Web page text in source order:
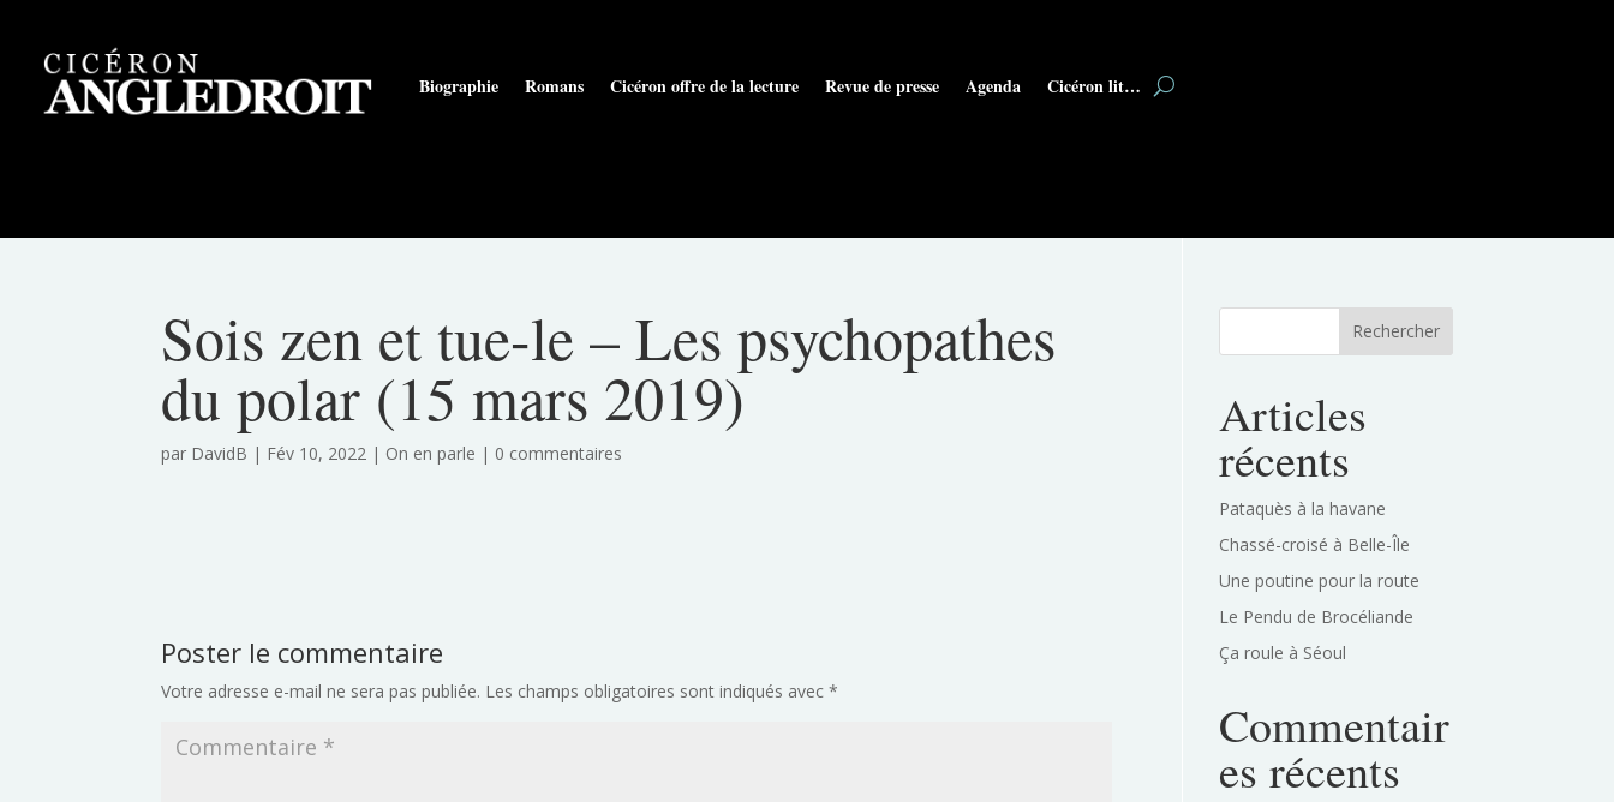
Biographie Romans Cicéron offre de la lecture Revue de presse Agenda Cicéron lit…
Sois zen et tue-le – Les psychopathes
du polar (15 mars 2019)
par DavidB | Fév 10, 2022 | On en parle | 0 commentaires
Poster le commentaire
Votre adresse e-mail ne sera pas publiée. Les champs obligatoires sont indiqués avec*
Rechercher
Articles
récents
Pataquès à la havane
Chassé-croisé à Belle-Île
Une poutine pour la route
Le Pendu de Brocéliande
Ça roule à Séoul
Commentair
es récents